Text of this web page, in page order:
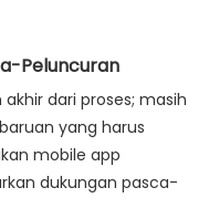
Peluncuran
dari proses; masih
yang harus
mobile app
dukungan pasca-